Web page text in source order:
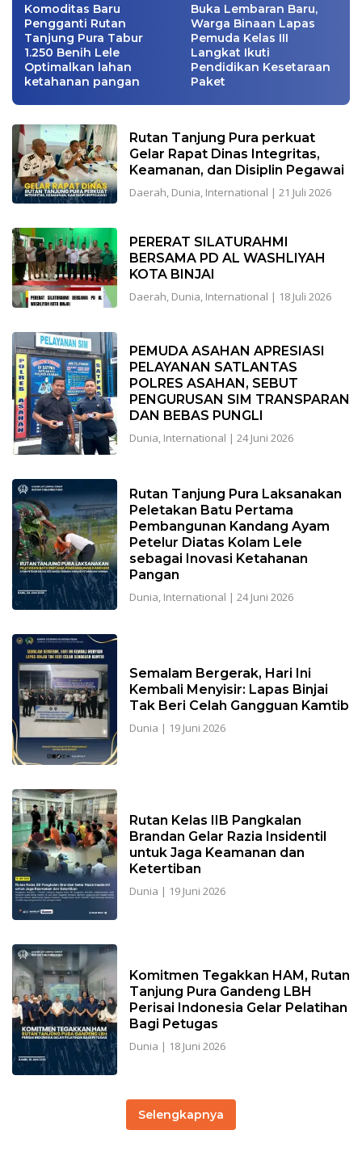
Komoditas Baru
Pengganti Rutan
Tanjung Pura Tabur
1.250 Benih Lele
Optimalkan lahan
ketahanan pangan
Buka Lembaran Baru,
Warga Binaan Lapas
Pemuda Kelas III
Langkat Ikuti
Pendidikan Kesetaraan
Paket
Rutan Tanjung Pura perkuat
Gelar Rapat Dinas Integritas,
Keamanan, dan Disiplin Pegawai
Daerah, Dunia, International | 21 Juli 2026
PERERAT SILATURAHMI
BERSAMA PD AL WASHLIYAH
KOTA BINJAI
Daerah, Dunia, International | 18 Juli 2026
PEMUDA ASAHAN APRESIASI
PELAYANAN SATLANTAS
POLRES ASAHAN, SEBUT
PENGURUSAN SIM TRANSPARAN
DAN BEBAS PUNGLI
Dunia, International | 24 Juni 2026
Rutan Tanjung Pura Laksanakan
Peletakan Batu Pertama
Pembangunan Kandang Ayam
Petelur Diatas Kolam Lele
sebagai Inovasi Ketahanan
Pangan
Dunia, International | 24 Juni 2026
Semalam Bergerak, Hari Ini
Kembali Menyisir: Lapas Binjai
Tak Beri Celah Gangguan Kamtib
Dunia | 19 Juni 2026
Rutan Kelas IIB Pangkalan
Brandan Gelar Razia Insidentil
untuk Jaga Keamanan dan
Ketertiban
Dunia | 19 Juni 2026
Komitmen Tegakkan HAM, Rutan
Tanjung Pura Gandeng LBH
Perisai Indonesia Gelar Pelatihan
Bagi Petugas
Dunia | 18 Juni 2026
Selengkapnya